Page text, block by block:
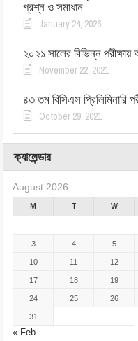
প্রশ্ন ও সমাধান
January 24, 2026
২০২১ সালের বিভিন্ন
November 22, 2021
৪৩ তম বিসিএস প্রিলিমিনারি
October 29, 2021
ক্যালেন্ডার
August 2026
M T W
« Feb
3 4 5
10 11 12
17 18 19
24 25 26
31